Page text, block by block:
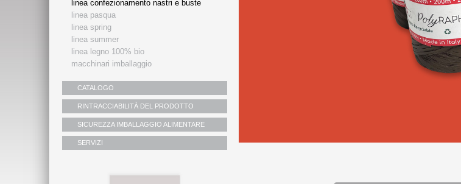
linea confezionamento nastri e buste
linea pasqua
linea spring
linea summer
linea legno 100% bio
macchinari imballaggio
CATALOGO
RINTRACCIABILITÀ DEL PRODOTTO
SICUREZZA IMBALLAGGIO ALIMENTARE
SERVIZI